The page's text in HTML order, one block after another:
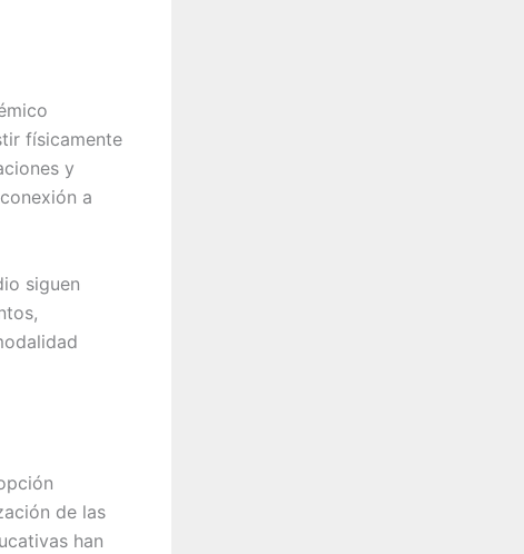
físicamente
y
a
siguen
de las
han